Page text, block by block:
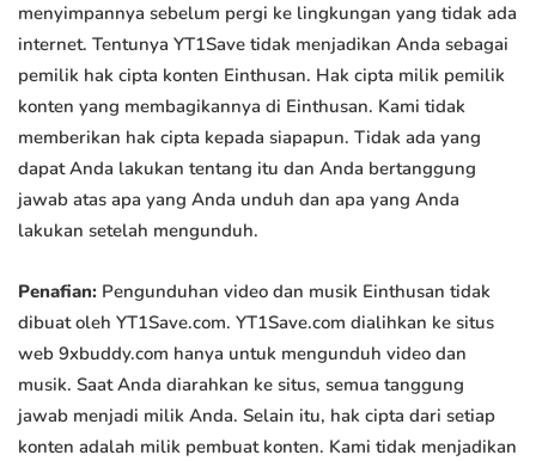
menyimpannya sebelum pergi ke lingkungan yang tidak ada
internet. Tentunya YT1Save tidak menjadikan Anda sebagai
pemilik hak cipta konten Einthusan. Hak cipta milik pemilik
konten yang membagikannya di Einthusan. Kami tidak
memberikan hak cipta kepada siapapun. Tidak ada yang
dapat Anda lakukan tentang itu dan Anda bertanggung
jawab atas apa yang Anda unduh dan apa yang Anda
lakukan setelah mengunduh.
Penafian: Pengunduhan video dan musik Einthusan tidak
dibuat oleh YT1Save.com. YT1Save.com dialihkan ke situs
web 9xbuddy.com hanya untuk mengunduh video dan
musik. Saat Anda diarahkan ke situs, semua tanggung
jawab menjadi milik Anda. Selain itu, hak cipta dari setiap
konten adalah milik pembuat konten. Kami tidak menjadikan